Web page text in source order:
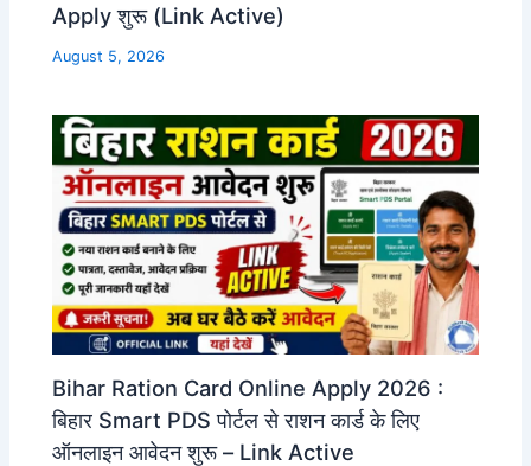
Apply शुरू (Link Active)
August 5, 2026
Bihar Ration Card Online Apply 2026 :
बिहार Smart PDS पोर्टल से राशन कार्ड के लिए
ऑनलाइन आवेदन शुरू – Link Active